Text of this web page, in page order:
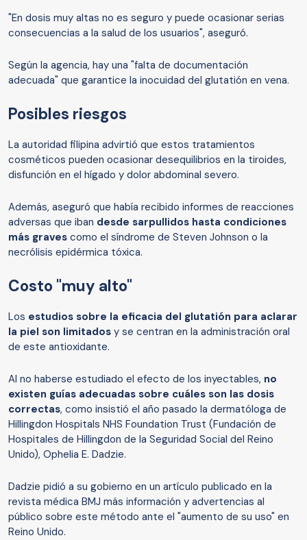
"En dosis muy altas no es seguro y puede ocasionar serias
consecuencias a la salud de los usuarios", aseguró.
Según la agencia, hay una "falta de documentación
adecuada" que garantice la inocuidad del glutatión en vena.
Posibles riesgos
La autoridad filipina advirtió que estos tratamientos
cosméticos pueden ocasionar desequilibrios en la tiroides,
disfunción en el hígado y dolor abdominal severo.
Además, aseguró que había recibido informes de reacciones
adversas que iban desde sarpullidos hasta condiciones
más graves como el síndrome de Steven Johnson o la
necrólisis epidérmica tóxica.
Costo "muy alto"
Los estudios sobre la eficacia del glutatión para aclarar
la piel son limitados y se centran en la administración oral
de este antioxidante.
Al no haberse estudiado el efecto de los inyectables, no
existen guías adecuadas sobre cuáles son las dosis
correctas, como insistió el año pasado la dermatóloga de
Hillingdon Hospitals NHS Foundation Trust (Fundación de
Hospitales de Hillingdon de la Seguridad Social del Reino
Unido), Ophelia E. Dadzie.
Dadzie pidió a su gobierno en un artículo publicado en la
revista médica BMJ más información y advertencias al
público sobre este método ante el "aumento de su uso" en
Reino Unido.